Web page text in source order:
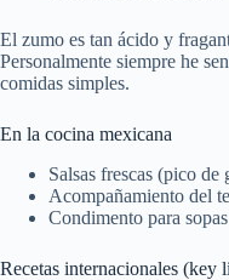
El zumo es tan ácido y
Personalmente siempre he
comidas simples.
En la cocina mexicana
Salsas frescas (pico de
Acompañamiento del
Condimento para
Recetas internacionales (key